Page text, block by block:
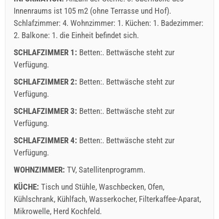
30.06. / 01.09. - 31.12.): 5 EUR (once - per_person)
Buchen Sie und warten auf Bestätigung
haben, füllen Sie diese bitte aus und klicken Sie auf
"Anfrage senden".
Innenraums ist 105 m2 (ohne Terrasse und Hof).
Schlafzimmer: 4. Wohnzimmer: 1. Küchen: 1. Badezimmer:
2. Balkone: 1. die Einheit befindet sich.
SCHLAFZIMMER 1: Betten:. Bettwäsche steht zur
Verfügung.
SCHLAFZIMMER 2: Betten:. Bettwäsche steht zur
Verfügung.
SCHLAFZIMMER 3: Betten:. Bettwäsche steht zur
Verfügung.
SCHLAFZIMMER 4: Betten:. Bettwäsche steht zur
Verfügung.
WOHNZIMMER: TV, Satellitenprogramm.
KÜCHE: Tisch und Stühle, Waschbecken, Ofen,
Kühlschrank, Kühlfach, Wasserkocher, Filterkaffee-Aparat,
Mikrowelle, Herd Kochfeld.